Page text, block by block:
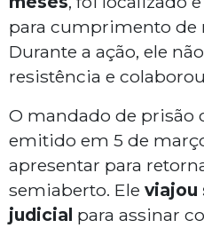
para cumprimento de
Durante a ação, ele
resistência e
O mandado de prisão
emitido em 5 de
apresentar para
semiaberto. Ele viajou
judicial para assinar